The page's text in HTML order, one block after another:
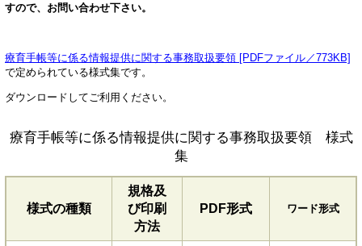
すので、お問い合わせ下さい。
療育手帳等に係る情報提供に関する事務取扱要領 [PDFファイル／773KB]
で定められている様式集です。
ダウンロードしてご利用ください。
療育手帳等に係る情報提供に関する事務取扱要領 様式
集
様式の種類
規格及
び印刷
方法
PDF形式 ワード形式